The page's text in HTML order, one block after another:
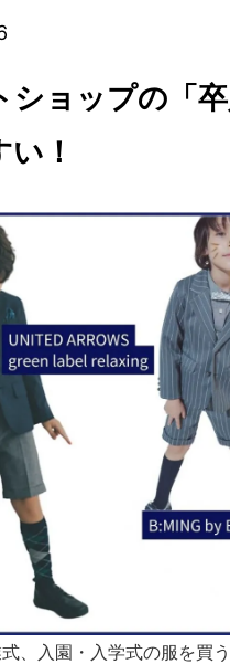
ショップの「
！
、入園・入学式の服を買